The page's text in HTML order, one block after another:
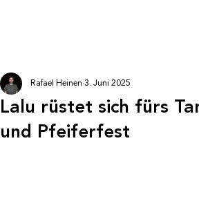
Lalu rüstet sich fürs
und Pfeiferfest
Rafael Heinen 3. Juni 2025